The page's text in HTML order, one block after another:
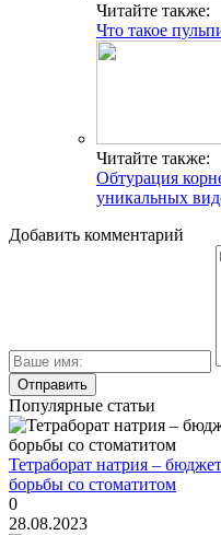
Читайте также:
Что такое
Читайте также:
Обтурация
уникальных
Добавить комментарий
Популярные статьи
Тетраборат натрия –
борьбы со стоматитом
0
28.08.2023